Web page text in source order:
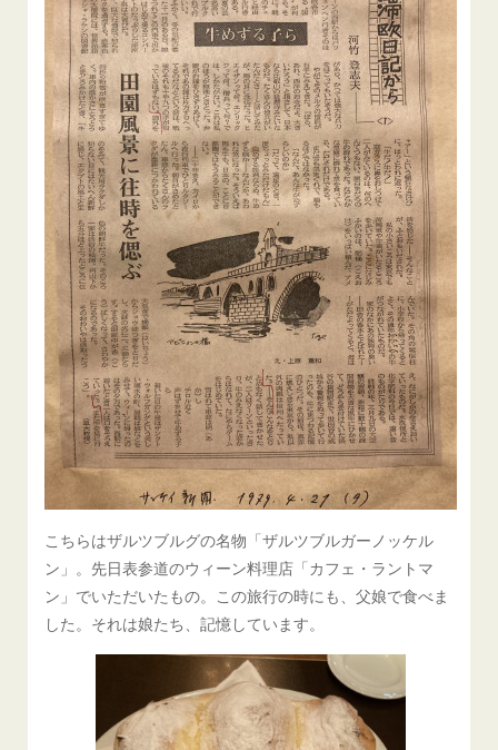
こちらはザルツブルグの名物「ザルツブルガーノッケル
ン」。先日表参道のウィーン料理店「カフェ・ラントマ
ン」でいただいたもの。この旅行の時にも、父娘で食べま
した。それは娘たち、記憶しています。